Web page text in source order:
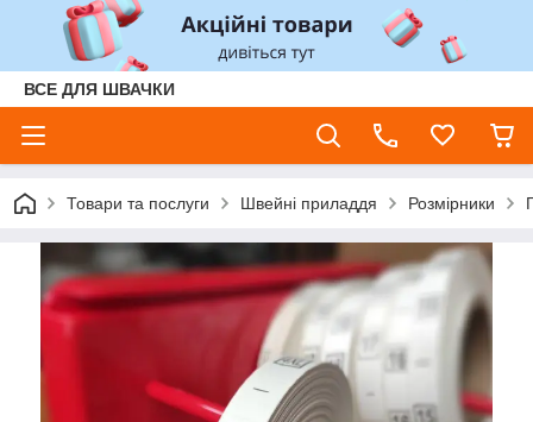
ВСЕ ДЛЯ ШВАЧКИ
Товари та послуги Швейні приладдя Розмірники